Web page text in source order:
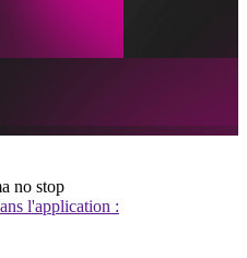
no stop
l'application :